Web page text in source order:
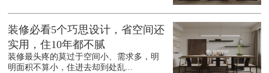
装修必看5个巧思设计，省空间还
实用，住10年都不腻
装修最头疼的莫过于空间小、需求多，明
明面积不算小，住进去却到处乱...